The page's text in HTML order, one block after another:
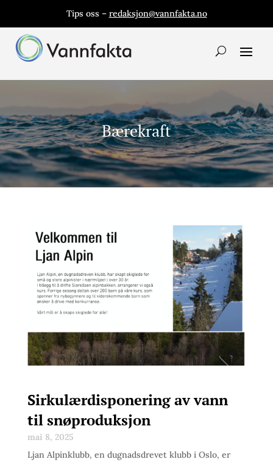
Tips oss – redaksjon@vannfakta.no
Bærekraft
Sirkulærdisponering av vann
til snøproduksjon
mai 8, 2025
Ljan Alpinklubb, en dugnadsdrevet klubb i Oslo, er